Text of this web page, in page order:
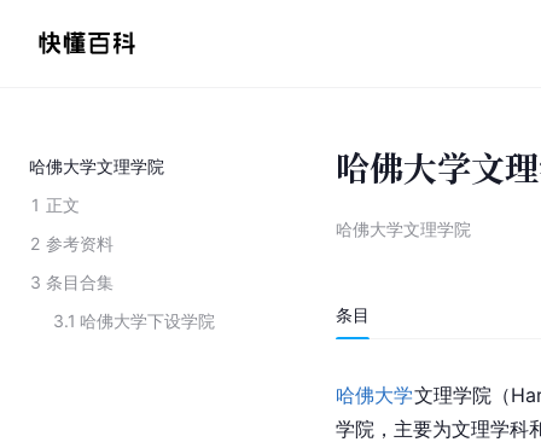
哈佛大学文理学院
1 正文
2 参考资料
3 条目合集
3.1 哈佛大学下设学院
哈佛大学文
哈佛大学文理学院
条目
哈佛大学文理学院（
学院，主要为文理学科